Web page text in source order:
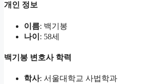
개인 정보
이름: 백기봉
나이 : 58세
백기봉 변호사 학력
학사: 서울대학교 사법학과